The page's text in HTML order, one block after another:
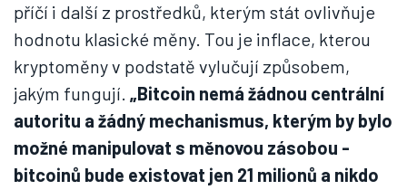
příčí i další z prostředků, kterým stát ovlivňuje
hodnotu klasické měny. Tou je inflace, kterou
kryptoměny v podstatě vylučují způsobem,
jakým fungují. „Bitcoin nemá žádnou centrální
autoritu a žádný mechanismus, kterým by bylo
možné manipulovat s měnovou zásobou -
bitcoinů bude existovat jen 21 milionů a nikdo